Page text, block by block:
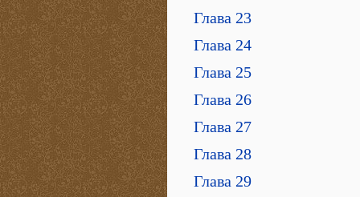
Глава 23
Глава 24
Глава 25
Глава 26
Глава 27
Глава 28
Глава 29